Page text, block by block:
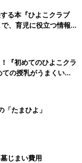
かんで薬を一生服用
たくさんありますよ
散歩をしたり」
が一人増えたと思え
のためなら何をして
かったという人も。
いう時のために貯金
る本『ひよこクラブ
、育児に役立つ情報が
『初めてのひよこクラ
の授乳がうまくい
夏のトラブル 解決テ
たまひよ」
じまい費用